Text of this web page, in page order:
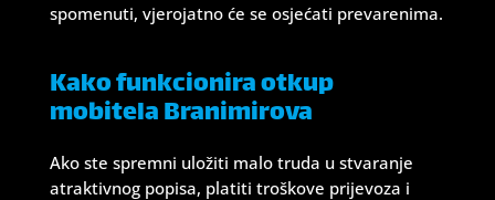
spomenuti, vjerojatno će se osjećati prevarenima.
Kako funkcionira otkup
mobitela Branimirova
Ako ste spremni uložiti malo truda u stvaranje
atraktivnog popisa, platiti troškove prijevoza i